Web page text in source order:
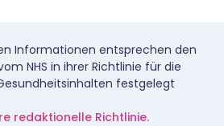
Informationen entsprechen den
NHS in ihrer Richtlinie für die
festgelegt
redaktionelle Richtlinie.